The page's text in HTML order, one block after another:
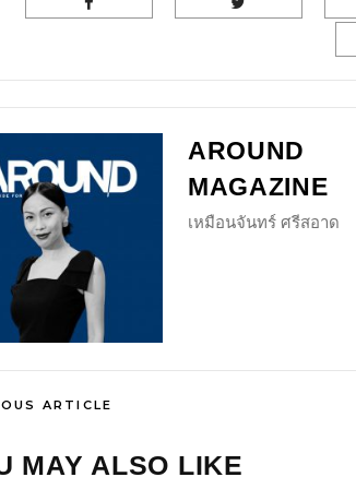
AROUND
MAGAZINE
เหมือนจันทร์ ศรีสอาด
ARTICLE
MAY ALSO LIKE